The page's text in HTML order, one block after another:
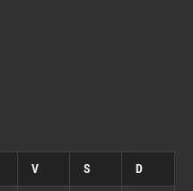
V S D